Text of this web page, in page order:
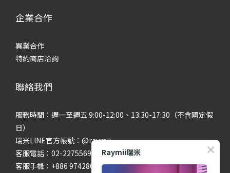
企業合作
異業合作
特約商店洽詢
聯絡我們
服務時間：週一至週五 9:00-12:00、13:30-17:30（不含國定假
日）
瑞米LINE官方帳號：@raymii
客服電話：02-22755699 #201 #202
客服手機：+886 974286654
Raymii瑞米